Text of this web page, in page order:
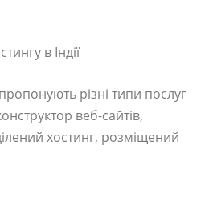
різні типи послуг
веб-сайтів,
хостинг, розміщений